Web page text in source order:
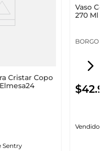
Cristar Copo
Sentry
270 Ml 3